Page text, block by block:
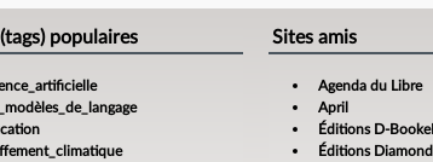
populaires Sites amis
Agenda du Libre
April
Éditions D-
Éditions Diamond